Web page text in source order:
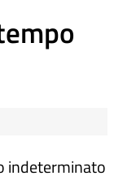
14 Marzo
indeterminato